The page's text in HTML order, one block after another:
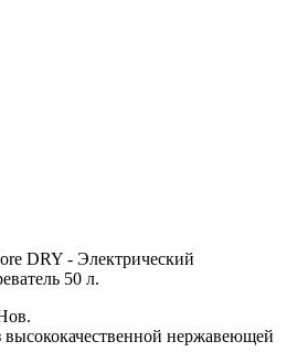
DRY - Электрический
50 л.
нержавеющей